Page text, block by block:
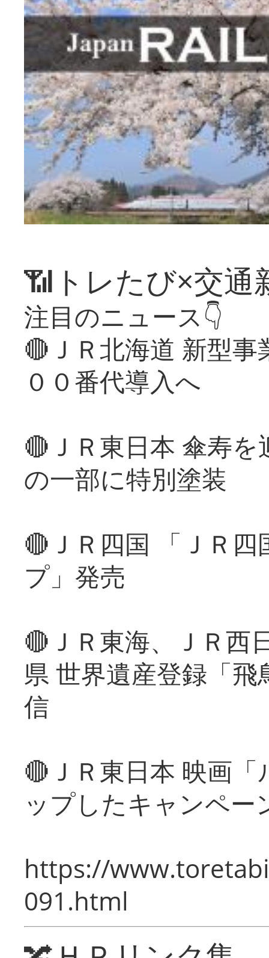
📶トレたび×交通
注目のニュース👇
🔴ＪＲ北海道 新型
００番代導入へ
🔴ＪＲ東日本 傘寿
の一部に特別塗装
🔴ＪＲ四国 「ＪＲ
プ」発売
🔴ＪＲ東海、ＪＲ西
県 世界遺産登録「
信
🔴ＪＲ東日本 映画
ップしたキャンペー
https://
091.html